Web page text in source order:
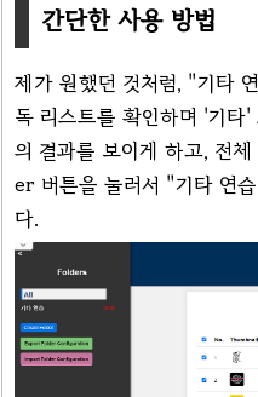
간단한 사용 방법
제가 원했던 것처럼, "기타
독 리스트를 확인하며 '기타
의 결과를 보이게 하고, 전
er 버튼을 눌러서 "기타 연
다.